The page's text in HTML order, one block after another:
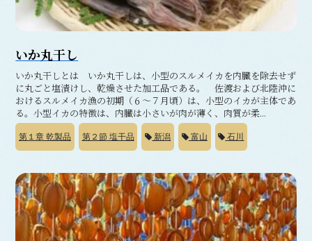
いか丸干し
いか丸干しとは いか丸干しは、小型のスルメイカを内臓を除去せず
に丸ごと塩漬けし、乾燥させた加工品である。 佐渡および北陸沖に
おけるスルメイカ漁の初期（６～７月頃）は、小型のイカが主体であ
る。小型イカの特徴は、内臓は小さいが肉が薄く、肉質が柔...
第１章 乾製品 第２節塩干品 新潟 富山 石川